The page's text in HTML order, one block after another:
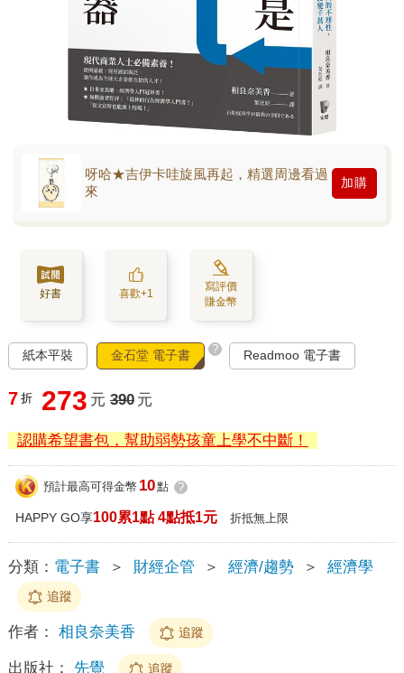
呀哈★吉伊卡哇旋風再起，精選周邊看過
來
加購
好書 喜歡+1
寫評價
賺金幣
紙本平裝 金石堂 電子書 ? Readmoo 電子書
7 折 273 元 390 元
認購希望書包，幫助弱勢孩童上學不中斷！
預計最高可得金幣 10點 ?
HAPPY GO享100累1點 4點抵1元 折抵無上限
分類： 電子書 ＞ 財經企管 ＞ 經濟/趨勢 ＞ 經濟學
追蹤
作者： 相良奈美香 追蹤
出版社： 先覺 追蹤